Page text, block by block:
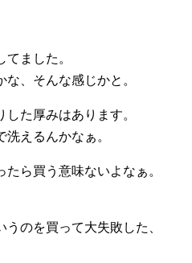
ました。
、そんな感じかと。
た厚みはあります。
えるんかなぁ。
ら買う意味ないよなぁ。
のを買って大失敗した、